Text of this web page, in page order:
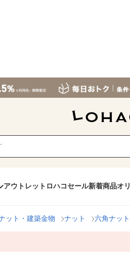
アウトレット ロハコセール新着商品オ
ット・建築金物 ナット 六角ナット